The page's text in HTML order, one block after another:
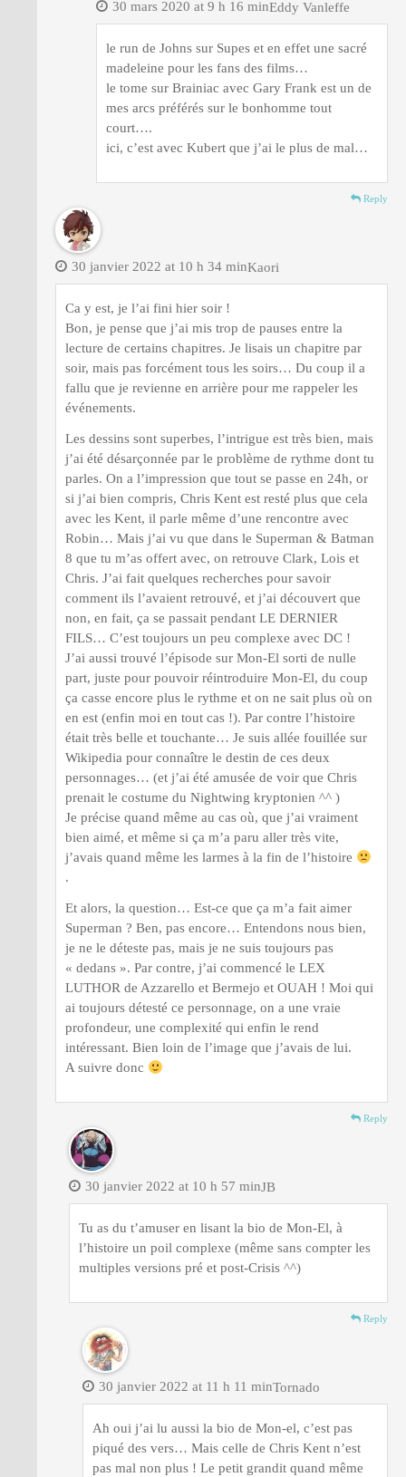
Eddy Vanleffe
30 mars 2020 at 9 h 16 min
le run de Johns sur Supes et en effet une sacré
madeleine pour les fans des films…
le tome sur Brainiac avec Gary Frank est un de
mes arcs préférés sur le bonhomme tout
court….
ici, c’est avec Kubert que j’ai le plus de mal…
Reply
Kaori
30 janvier 2022 at 10 h 34 min
Ca y est, je l’ai fini hier soir !
Bon, je pense que j’ai mis trop de pauses entre la
lecture de certains chapitres. Je lisais un chapitre par
soir, mais pas forcément tous les soirs… Du coup il a
fallu que je revienne en arrière pour me rappeler les
événements.
Les dessins sont superbes, l’intrigue est très bien, mais
j’ai été désarçonnée par le problème de rythme dont tu
parles. On a l’impression que tout se passe en 24h, or
si j’ai bien compris, Chris Kent est resté plus que cela
avec les Kent, il parle même d’une rencontre avec
Robin… Mais j’ai vu que dans le Superman & Batman
8 que tu m’as offert avec, on retrouve Clark, Lois et
Chris. J’ai fait quelques recherches pour savoir
comment ils l’avaient retrouvé, et j’ai découvert que
non, en fait, ça se passait pendant LE DERNIER
FILS… C’est toujours un peu complexe avec DC !
J’ai aussi trouvé l’épisode sur Mon-El sorti de nulle
part, juste pour pouvoir réintroduire Mon-El, du coup
ça casse encore plus le rythme et on ne sait plus où on
en est (enfin moi en tout cas !). Par contre l’histoire
était très belle et touchante… Je suis allée fouillée sur
Wikipedia pour connaître le destin de ces deux
personnages… (et j’ai été amusée de voir que Chris
prenait le costume du Nightwing kryptonien ^^ )
Je précise quand même au cas où, que j’ai vraiment
bien aimé, et même si ça m’a paru aller très vite,
j’avais quand même les larmes à la fin de l’histoire
.
Et alors, la question… Est-ce que ça m’a fait aimer
Superman ? Ben, pas encore… Entendons nous bien,
je ne le déteste pas, mais je ne suis toujours pas
« dedans ». Par contre, j’ai commencé le LEX
LUTHOR de Azzarello et Bermejo et OUAH ! Moi qui
ai toujours détesté ce personnage, on a une vraie
profondeur, une complexité qui enfin le rend
intéressant. Bien loin de l’image que j’avais de lui.
A suivre donc
Reply
JB
30 janvier 2022 at 10 h 57 min
Tu as du t’amuser en lisant la bio de Mon-El, à
l’histoire un poil complexe (même sans compter les
multiples versions pré et post-Crisis ^^)
Reply
Tornado
30 janvier 2022 at 11 h 11 min
Ah oui j’ai lu aussi la bio de Mon-el, c’est pas
piqué des vers… Mais celle de Chris Kent n’est
pas mal non plus ! Le petit grandit quand même